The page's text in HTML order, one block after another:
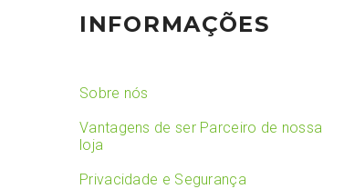
INFORMAÇÕES
Sobre nós
Vantagens de ser Parceiro de nossa
loja
Privacidade e Segurança